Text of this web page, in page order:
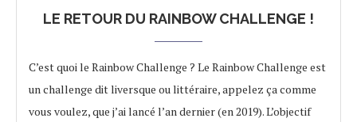
LE RETOUR DU RAINBOW CHALLENGE !
C’est quoi le Rainbow Challenge ? Le Rainbow Challenge est
un challenge dit liversque ou littéraire, appelez ça comme
vous voulez, que j’ai lancé l’an dernier (en 2019). L’objectif